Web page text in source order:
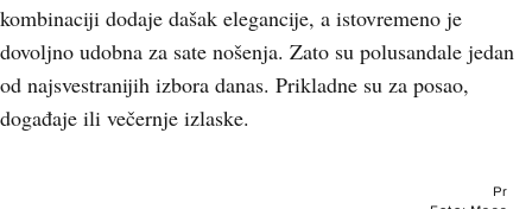
kombinaciji dodaje dašak elegancije, a istovremeno je
dovoljno udobna za sate nošenja. Zato su polusandale jedan
od najsvestranijih izbora danas. Prikladne su za posao,
događaje ili večernje izlaske.
Pr